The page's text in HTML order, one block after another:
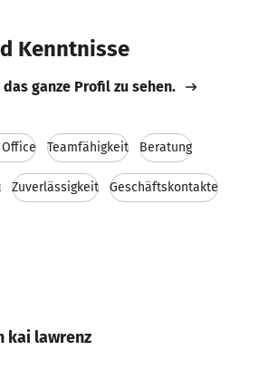
Kenntnisse
ganze Profil zu sehen.
Office Teamfähigkeit Beratung
Zuverlässigkeit Geschäftskontakte
kai lawrenz